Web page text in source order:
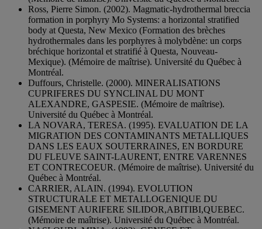
Ross, Pierre Simon. (2002). Magmatic-hydrothermal breccia
formation in porphyry Mo Systems: a horizontal stratified
body at Questa, New Mexico (Formation des brèches
hydrothermales dans les porphyres à molybdène: un corps
bréchique horizontal et stratifié à Questa, Nouveau-
Mexique). (Mémoire de maîtrise). Université du Québec à
Montréal.
Duffours, Christelle. (2000). MINERALISATIONS
CUPRIFERES DU SYNCLINAL DU MONT
ALEXANDRE, GASPESIE. (Mémoire de maîtrise).
Université du Québec à Montréal.
LA NOVARA, TERESA. (1995). EVALUATION DE LA
MIGRATION DES CONTAMINANTS METALLIQUES
DANS LES EAUX SOUTERRAINES, EN BORDURE
DU FLEUVE SAINT-LAURENT, ENTRE VARENNES
ET CONTRECOEUR. (Mémoire de maîtrise). Université du
Québec à Montréal.
CARRIER, ALAIN. (1994). EVOLUTION
STRUCTURALE ET METALLOGENIQUE DU
GISEMENT AURIFERE SILIDOR,ABITIBI,QUEBEC.
(Mémoire de maîtrise). Université du Québec à Montréal.